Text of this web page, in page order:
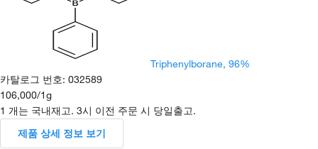
Triphenylborane, 96%
카탈로그 번호: 032589
106,000/1g
1 개는 국내재고. 3시 이전 주문 시 당일출고.
제품 상세 정보 보기